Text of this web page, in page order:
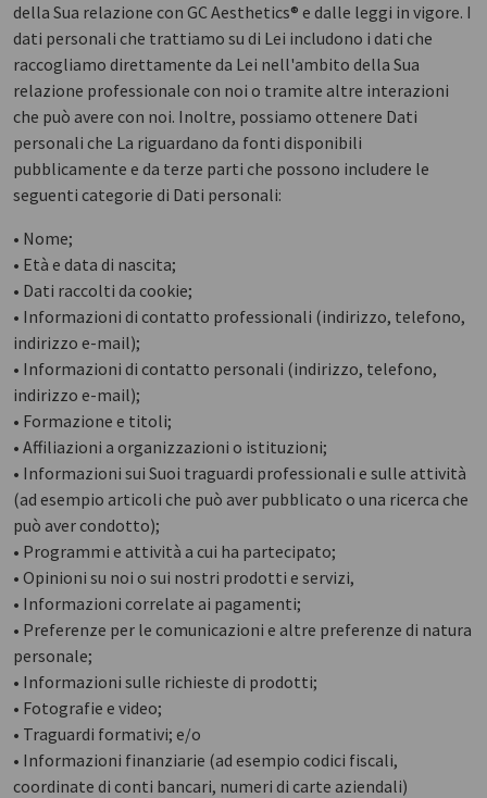
della Sua relazione con GC Aesthetics® e dalle leggi in vigore. I
dati personali che trattiamo su di Lei includono i dati che
raccogliamo direttamente da Lei nell'ambito della Sua
relazione professionale con noi o tramite altre interazioni
che può avere con noi. Inoltre, possiamo ottenere Dati
personali che La riguardano da fonti disponibili
pubblicamente e da terze parti che possono includere le
seguenti categorie di Dati personali:
• Nome;
• Età e data di nascita;
• Dati raccolti da cookie;
• Informazioni di contatto professionali (indirizzo, telefono,
indirizzo e-mail);
• Informazioni di contatto personali (indirizzo, telefono,
indirizzo e-mail);
• Formazione e titoli;
• Affiliazioni a organizzazioni o istituzioni;
• Informazioni sui Suoi traguardi professionali e sulle attività
(ad esempio articoli che può aver pubblicato o una ricerca che
può aver condotto);
• Programmi e attività a cui ha partecipato;
• Opinioni su noi o sui nostri prodotti e servizi,
• Informazioni correlate ai pagamenti;
• Preferenze per le comunicazioni e altre preferenze di natura
personale;
• Informazioni sulle richieste di prodotti;
• Fotografie e video;
• Traguardi formativi; e/o
• Informazioni finanziarie (ad esempio codici fiscali,
coordinate di conti bancari, numeri di carte aziendali)